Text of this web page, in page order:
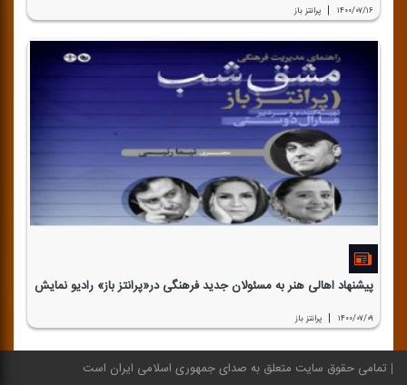
۱۴۰۰/۰۷/۱۶ | پرانتز باز
پیشنهاد اهالی هنر به مسئولان جدید فرهنگی در«پرانتز باز» رادیو نمایش
۱۴۰۰/۰۷/۰۹ | پرانتز باز
تمامی حقوق سایت متعلق به صدای جمهوری اسلامی ایران است